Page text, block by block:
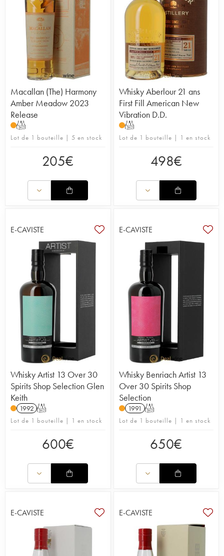
Macallan (The) Harmony
Amber Meadow 2023
Release
T
Lot de 1 bouteille | 5 en stock
205€
Whisky Aberlour 21 ans
First Fill American New
Vibration D.D.
T
Lot de 1 bouteille | 1 en stock
498€
E-CAVISTE
Whisky Artist 13 Over 30
Spirits Shop Selection Glen
Keith
1992 T
Lot de 1 bouteille | 1 en stock
600€
E-CAVISTE
Whisky Benriach Artist 13
Over 30 Spirits Shop
Selection
1991 T
Lot de 1 bouteille | 1 en stock
650€
E-CAVISTE E-CAVISTE